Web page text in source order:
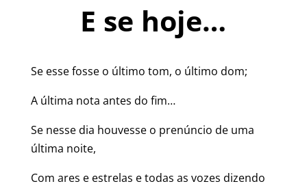
E se hoje…
Se esse fosse o último tom, o último dom;
A última nota antes do fim…
Se nesse dia houvesse o prenúncio de uma
última noite,
Com ares e estrelas e todas as vozes dizendo